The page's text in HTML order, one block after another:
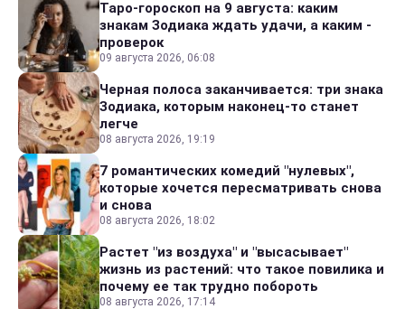
Таро-гороскоп на 9 августа: каким
знакам Зодиака ждать удачи, а каким -
проверок
09 августа 2026, 06:08
Черная полоса заканчивается: три знака
Зодиака, которым наконец-то станет
легче
08 августа 2026, 19:19
7 романтических комедий "нулевых",
которые хочется пересматривать снова
и снова
08 августа 2026, 18:02
Растет "из воздуха" и "высасывает"
жизнь из растений: что такое повилика и
почему ее так трудно побороть
08 августа 2026, 17:14